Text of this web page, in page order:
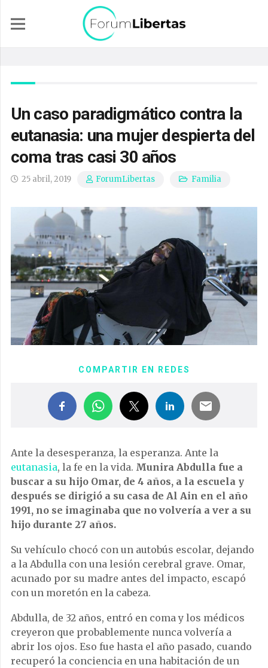
Un caso paradigmático contra la
eutanasia: una mujer despierta del
coma tras casi 30 años
25 abril, 2019 ForumLibertas Familia
COMPARTIR EN REDES
Ante la desesperanza, la esperanza. Ante la
eutanasia, la fe en la vida. Munira Abdulla fue a
buscar a su hijo Omar, de 4 años, a la escuela y
después se dirigió a su casa de Al Ain en el año
1991, no se imaginaba que no volvería a ver a su
hijo durante 27 años.
Su vehículo chocó con un autobús escolar, dejando
a la Abdulla con una lesión cerebral grave. Omar,
acunado por su madre antes del impacto, escapó
con un moretón en la cabeza.
Abdulla, de 32 años, entró en coma y los médicos
creyeron que probablemente nunca volvería a
abrir los ojos. Eso fue hasta el año pasado, cuando
recuperó la conciencia en una habitación de un